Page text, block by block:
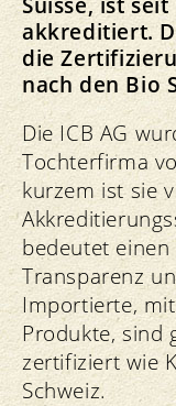
akkreditiert.
die
nach den Bio
Die ICB AG
Tochterfirma
kurzem ist sie
bedeutet
Transparenz
Importierte,
Produkte, sind
zertifiziert wie
Schweiz.